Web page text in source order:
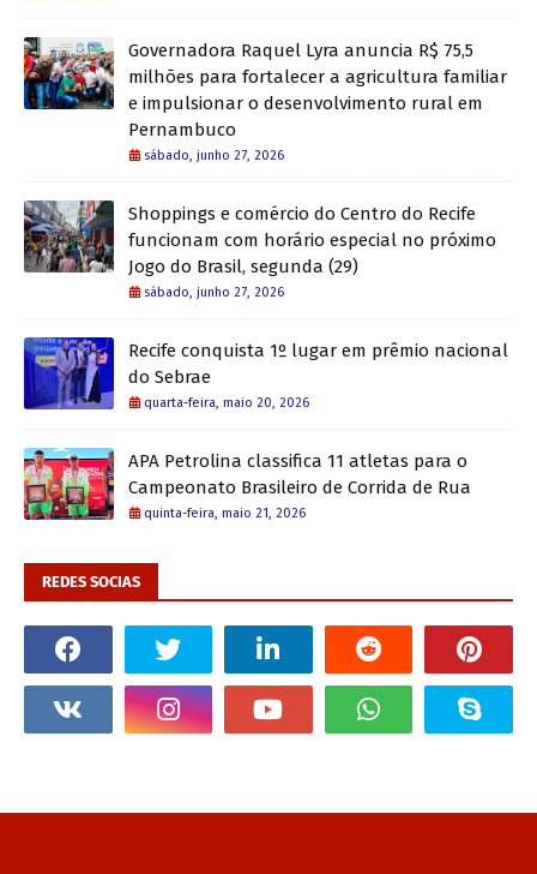
Governadora Raquel Lyra anuncia R$ 75,5
milhões para fortalecer a agricultura familiar
e impulsionar o desenvolvimento rural em
Pernambuco
sábado, junho 27, 2026
Shoppings e comércio do Centro do Recife
funcionam com horário especial no próximo
Jogo do Brasil, segunda (29)
sábado, junho 27, 2026
Recife conquista 1º lugar em prêmio nacional
do Sebrae
quarta-feira, maio 20, 2026
APA Petrolina classifica 11 atletas para o
Campeonato Brasileiro de Corrida de Rua
quinta-feira, maio 21, 2026
REDES SOCIAS